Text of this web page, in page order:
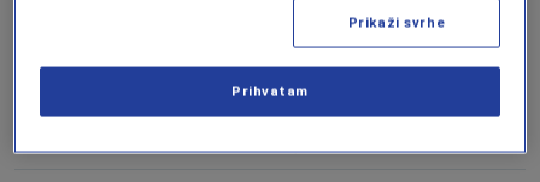
PRODAJA POČINJE U 12 SATI
Redovi na Skenderiji od 8 ujutro: Sarajlije
satima čekaju da kupe ulaznice za
spektakl Dine Merlina na Koševu
Prikaži svrhe
Prihvatam